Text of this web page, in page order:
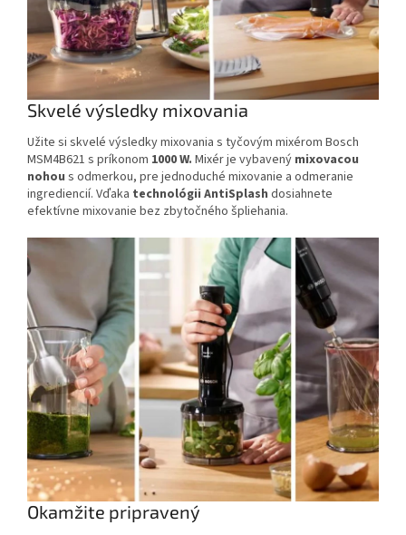
Skvelé výsledky mixovania
Užite si skvelé výsledky mixovania s tyčovým mixérom Bosch
MSM4B621 s príkonom 1000 W. Mixér je vybavený mixovacou
nohou s odmerkou, pre jednoduché mixovanie a odmeranie
ingrediencií. Vďaka technológii AntiSplash dosiahnete
efektívne mixovanie bez zbytočného špliehania.
Okamžite pripravený